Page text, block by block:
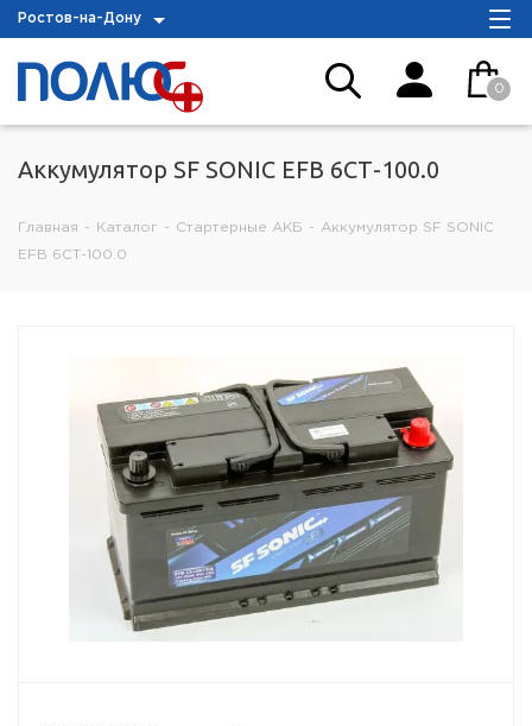
Ростов-на-Дону
0
Аккумулятор SF SONIC EFB 6СТ-100.0
Главная - Каталог - Стартерные АКБ - Аккумулятор SF SONIC
EFB 6СТ-100.0